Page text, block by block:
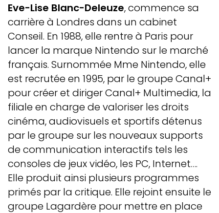
Eve-Lise Blanc-Deleuze, commence sa
carrière à Londres dans un cabinet
Conseil. En 1988, elle rentre à Paris pour
lancer la marque Nintendo sur le marché
français. Surnommée Mme Nintendo, elle
est recrutée en 1995, par le groupe Canal+
pour créer et diriger Canal+ Multimedia, la
filiale en charge de valoriser les droits
cinéma, audiovisuels et sportifs détenus
par le groupe sur les nouveaux supports
de communication interactifs tels les
consoles de jeux vidéo, les PC, Internet….
Elle produit ainsi plusieurs programmes
primés par la critique. Elle rejoint ensuite le
groupe Lagardère pour mettre en place